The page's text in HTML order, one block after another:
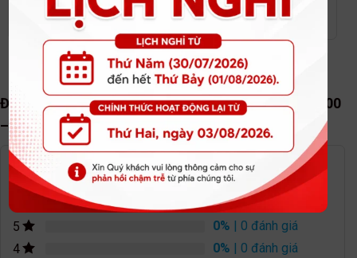
Bạn chưa xem sản phẩm nào.
Đánh giá Máy bào 82mm, 650W – Bosch – GHO 6500
– 06015960K0
0.0
ĐÁNH GIÁ TRUNG BÌNH
5 0% | 0 đánh giá
4
0% | 0 đánh giá